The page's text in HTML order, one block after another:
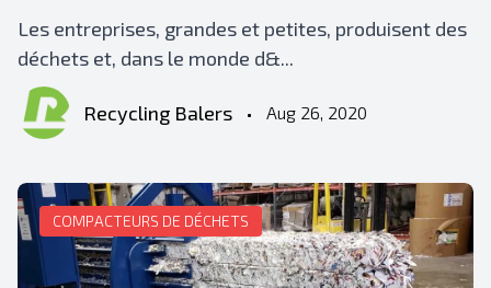
Les entreprises, grandes et petites, produisent des
déchets et, dans le monde d&...
Recycling Balers • Aug 26, 2020
COMPACTEURS DE DÉCHETS